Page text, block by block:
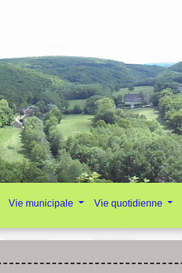
Vie municipale Vie quotidienne